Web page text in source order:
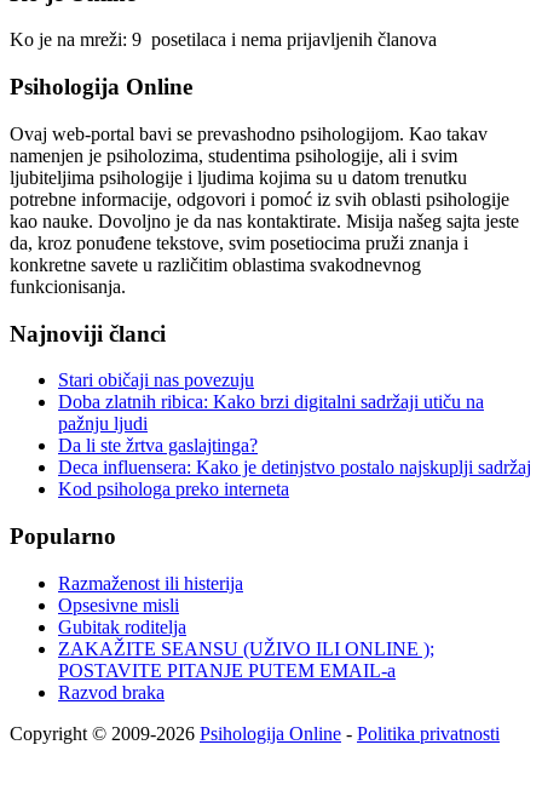
Ko je na mreži: 9 posetilaca i nema prijavljenih članova
Psihologija Online
Ovaj web-portal bavi se prevashodno psihologijom. Kao takav
namenjen je psiholozima, studentima psihologije, ali i svim
ljubiteljima psihologije i ljudima kojima su u datom trenutku
potrebne informacije, odgovori i pomoć iz svih oblasti psihologije
kao nauke. Dovoljno je da nas kontaktirate. Misija našeg sajta jeste
da, kroz ponuđene tekstove, svim posetiocima pruži znanja i
konkretne savete u različitim oblastima svakodnevnog
funkcionisanja.
Najnoviji članci
Stari običaji nas povezuju
Doba zlatnih ribica: Kako brzi digitalni sadržaji utiču na
pažnju ljudi
Da li ste žrtva gaslajtinga?
Deca influensera: Kako je detinjstvo postalo najskuplji sadržaj
Kod psihologa preko interneta
Popularno
Razmaženost ili histerija
Opsesivne misli
Gubitak roditelja
ZAKAŽITE SEANSU (UŽIVO ILI ONLINE );
POSTAVITE PITANJE PUTEM EMAIL-a
Razvod braka
Copyright © 2009-2026 Psihologija Online - Politika privatnosti